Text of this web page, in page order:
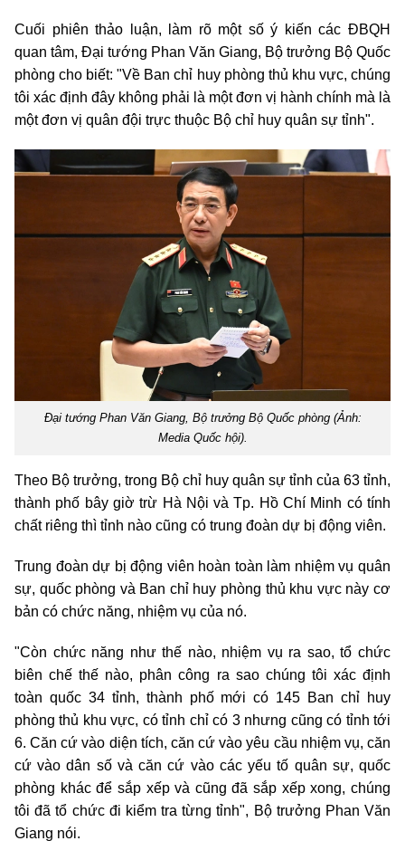
Cuối phiên thảo luận, làm rõ một số ý kiến các ĐBQH
quan tâm, Đại tướng Phan Văn Giang, Bộ trưởng Bộ Quốc
phòng cho biết: "Về Ban chỉ huy phòng thủ khu vực, chúng
tôi xác định đây không phải là một đơn vị hành chính mà là
một đơn vị quân đội trực thuộc Bộ chỉ huy quân sự tỉnh".
Đại tướng Phan Văn Giang, Bộ trưởng Bộ Quốc phòng (Ảnh:
Media Quốc hội).
Theo Bộ trưởng, trong Bộ chỉ huy quân sự tỉnh của 63 tỉnh,
thành phố bây giờ trừ Hà Nội và Tp. Hồ Chí Minh có tính
chất riêng thì tỉnh nào cũng có trung đoàn dự bị động viên.
Trung đoàn dự bị động viên hoàn toàn làm nhiệm vụ quân
sự, quốc phòng và Ban chỉ huy phòng thủ khu vực này cơ
bản có chức năng, nhiệm vụ của nó.
"Còn chức năng như thế nào, nhiệm vụ ra sao, tổ chức
biên chế thế nào, phân công ra sao chúng tôi xác định
toàn quốc 34 tỉnh, thành phố mới có 145 Ban chỉ huy
phòng thủ khu vực, có tỉnh chỉ có 3 nhưng cũng có tỉnh tới
6. Căn cứ vào diện tích, căn cứ vào yêu cầu nhiệm vụ, căn
cứ vào dân số và căn cứ vào các yếu tố quân sự, quốc
phòng khác để sắp xếp và cũng đã sắp xếp xong, chúng
tôi đã tổ chức đi kiểm tra từng tỉnh", Bộ trưởng Phan Văn
Giang nói.